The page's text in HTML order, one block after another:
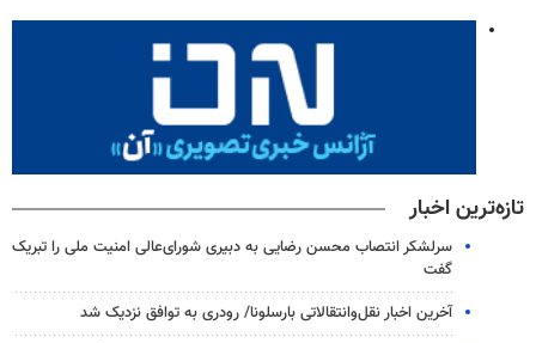
تازه‌ترین اخبار
سرلشکر انتصاب محسن رضایی به دبیری شورای‌عالی امنیت ملی را تبریک
گفت
آخرین اخبار نقل‌وانتقالاتی بارسلونا/ رودری به توافق نزدیک شد